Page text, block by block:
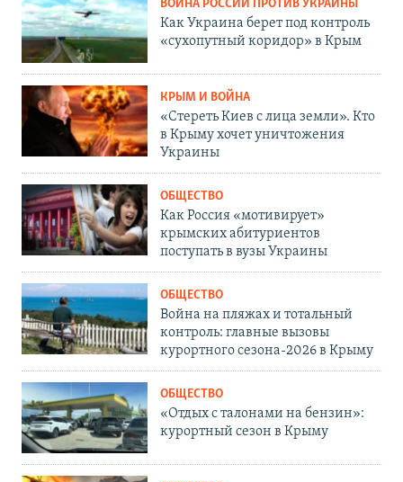
ВОЙНА РОССИИ ПРОТИВ УКРАИНЫ
Как Украина берет под контроль
«сухопутный коридор» в Крым
КРЫМ И ВОЙНА
«Стереть Киев с лица земли». Кто
в Крыму хочет уничтожения
Украины
ОБЩЕСТВО
Как Россия «мотивирует»
крымских абитуриентов
поступать в вузы Украины
ОБЩЕСТВО
Война на пляжах и тотальный
контроль: главные вызовы
курортного сезона-2026 в Крыму
ОБЩЕСТВО
«Отдых с талонами на бензин»:
курортный сезон в Крыму